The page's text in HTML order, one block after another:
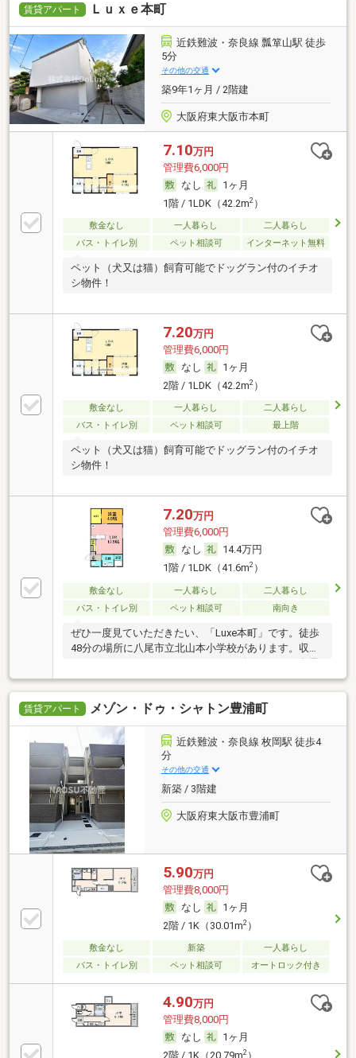
賃貸アパート Ｌｕｘｅ本町
近鉄難波・奈良線 瓢箪山駅 徒歩
5分
その他の交通
築9年1ヶ月 / 2階建
大阪府東大阪市本町
7.10万円
管理費6,000円
なし
1ヶ月
1階 / 1LDK（42.2m2）
敷金なし 一人暮らし
二人暮らし
バス・トイレ別
ペット相談可 インターネット無料
ペット（犬又は猫）飼育可能でドッグラン付のイチオ
シ物件！
7.20万円
管理費6,000円
なし
1ヶ月
2階 / 1LDK（42.2m2）
敷金なし 一人暮らし
二人暮らし
バス・トイレ別
ペット相談可 最上階
ペット（犬又は猫）飼育可能でドッグラン付のイチオ
シ物件！
7.20万円
管理費6,000円
なし
14.4万円
1階 / 1LDK（41.6m2）
敷金なし 一人暮らし
二人暮らし
バス・トイレ別
ペット相談可 南向き
ぜひ一度見ていただきたい、「Luxe本町」です。徒歩
48分の場所に八尾市立北山本小学校があります。収納
はウォークインクロゼット・シューズボックス・全居
室収納などが備え付けられているので、衣類や日用品
の収納に重宝します。室内設備は洗面化粧台・浴室乾
燥機など充実した設備を備え付けています。宅配業者
が不審者かもしれないという不安がある方でも宅配ボ
ックスがあるので、接触することがなくなり安心して
荷物を受け取ることができます。来客時にはTVインタ
ーホンで訪問者の顔を確認することができます。駐車
場まで100mの物件、いかがでしょうか。こちらの物件
はアパートです。お引越しは荷物が多くて大変です
が、照明付きなら荷物が減ります。こちらの物件は現
在空家です。3口コンロ付きの物件は短い時間で一気
に料理ができるので、週末にまとめて作り置きをする
賃貸アパート メゾン・ドゥ・シャトン豊浦町
近鉄難波・奈良線 枚岡駅 徒歩4
分
その他の交通
新築 / 3階建
大阪府東大阪市豊浦町
5.90万円
管理費8,000円
なし
1ヶ月
2階 / 1K（30.01m2）
敷金なし 新築
一人暮らし
バス・トイレ別
ペット相談可 オートロック付き
4.90万円
管理費8,000円
なし
1ヶ月
2階 / 1K（20.79m2）